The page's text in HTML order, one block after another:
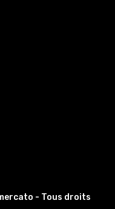
- Tous droits